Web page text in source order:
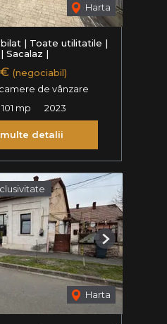
Harta
| Toate utilitatile |
Sacalaz |
(negociabil)
de vânzare
101 mp 2023
detalii
Harta
Next